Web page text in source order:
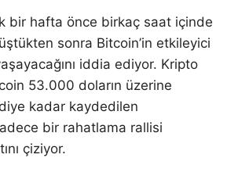
bir hafta önce birkaç saat içinde
sonra Bitcoin’in etkileyici
iddia ediyor. Kripto
53.000 doların üzerine
kadar kaydedilen
bir rahatlama rallisi
çiziyor.